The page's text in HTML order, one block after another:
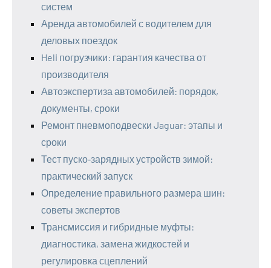
систем
Аренда автомобилей с водителем для
деловых поездок
Heli погрузчики: гарантия качества от
производителя
Автоэкспертиза автомобилей: порядок,
документы, сроки
Ремонт пневмоподвески Jaguar: этапы и
сроки
Тест пуско‑зарядных устройств зимой:
практический запуск
Определение правильного размера шин:
советы экспертов
Трансмиссия и гибридные муфты:
диагностика, замена жидкостей и
регулировка сцеплений